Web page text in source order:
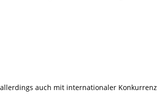
auch mit internationaler Konkurrenz